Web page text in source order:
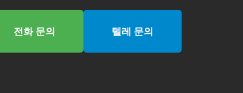
전화 문의 텔레 문의